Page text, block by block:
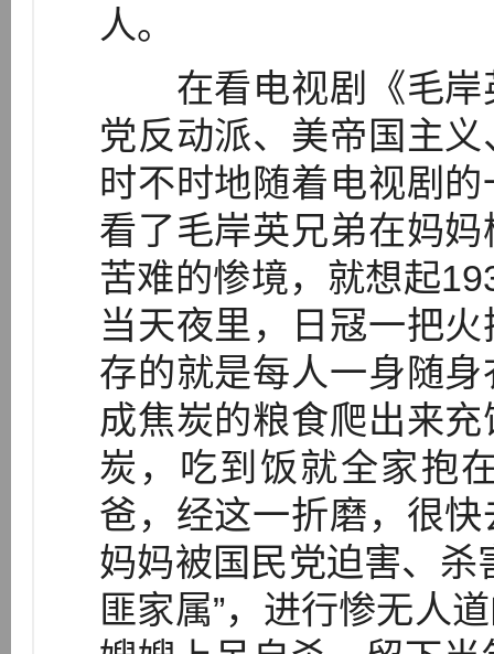
人。
在看电视剧《毛岸
党反动派、美帝国主
时不时地随着电视剧
看了毛岸英兄弟在妈
苦难的惨境，就想起
当天夜里，日冦一把
存的就是每人一身随
成焦炭的粮食爬出来
炭，吃到饭就全家抱
爸，经这一折磨，很
妈妈被国民党迫害、杀
匪家属”，进行惨无人